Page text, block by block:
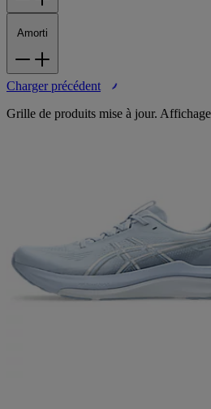
Amorti
Charger précédent
Grille de produits mise à jour.